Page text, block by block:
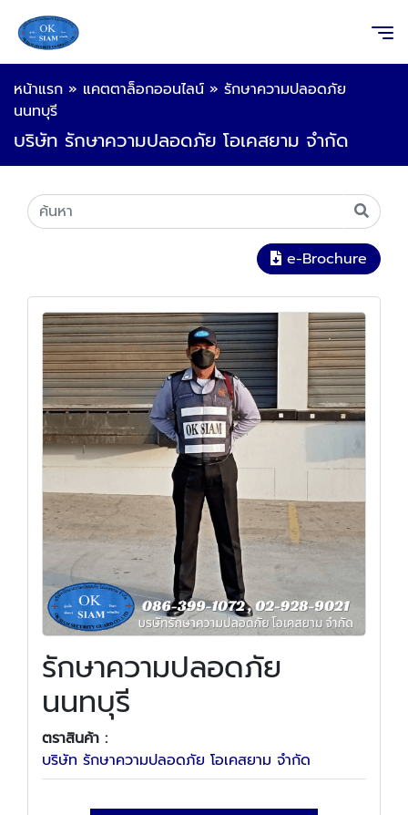
หน้าแรก » แคตตาล็อกออนไลน์ » รักษาความปลอดภัย
นนทบุรี
บริษัท รักษาความปลอดภัย โอเคสยาม จำกัด
e-Brochure
รักษาความปลอดภัย
นนทบุรี
ตราสินค้า :
บริษัท รักษาความปลอดภัย โอเคสยาม จำกัด